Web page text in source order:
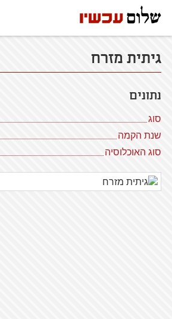
גיתית מזרח
נתונים
סוג
שנת הקמה
סוג האוכלוסיה